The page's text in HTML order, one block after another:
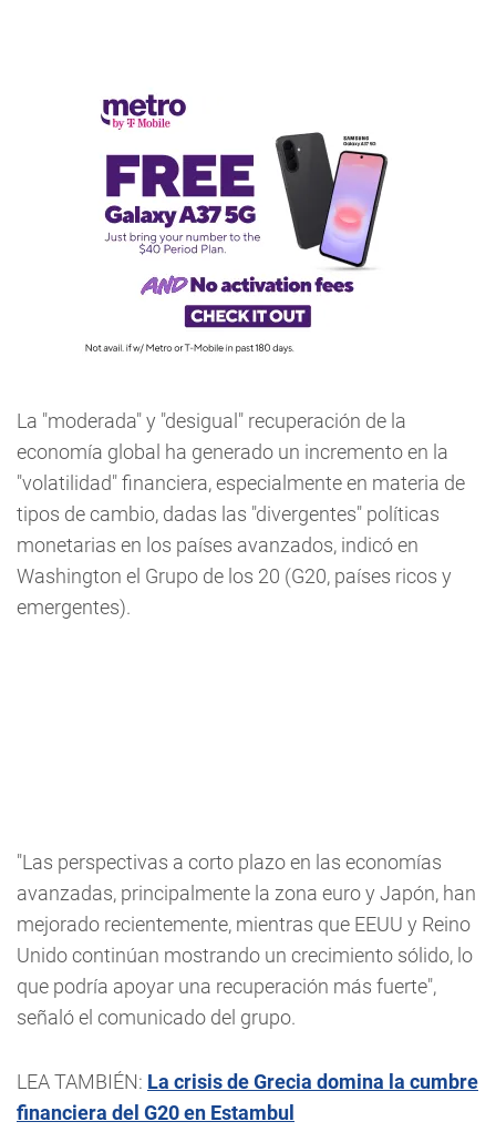
La "moderada" y "desigual" recuperación de la
economía global ha generado un incremento en la
"volatilidad" financiera, especialmente en materia de
tipos de cambio, dadas las "divergentes" políticas
monetarias en los países avanzados, indicó en
Washington el Grupo de los 20 (G20, países ricos y
emergentes).
"Las perspectivas a corto plazo en las economías
avanzadas, principalmente la zona euro y Japón, han
mejorado recientemente, mientras que EEUU y Reino
Unido continúan mostrando un crecimiento sólido, lo
que podría apoyar una recuperación más fuerte",
señaló el comunicado del grupo.
LEA TAMBIÉN: La crisis de Grecia domina la cumbre
financiera del G20 en Estambul